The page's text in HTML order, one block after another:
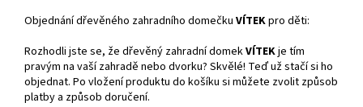
Objednání dřevěného zahradního domečku VÍTEKpro děti:
Rozhodli jste se, že dřevěný zahradní domekVÍTEKje tím
pravým na vaší zahradě nebo dvorku? Skvělé! Teď už stačí si ho
objednat. Po vložení produktu do košíku si můžete zvolit způsob
platby a způsob doručení.